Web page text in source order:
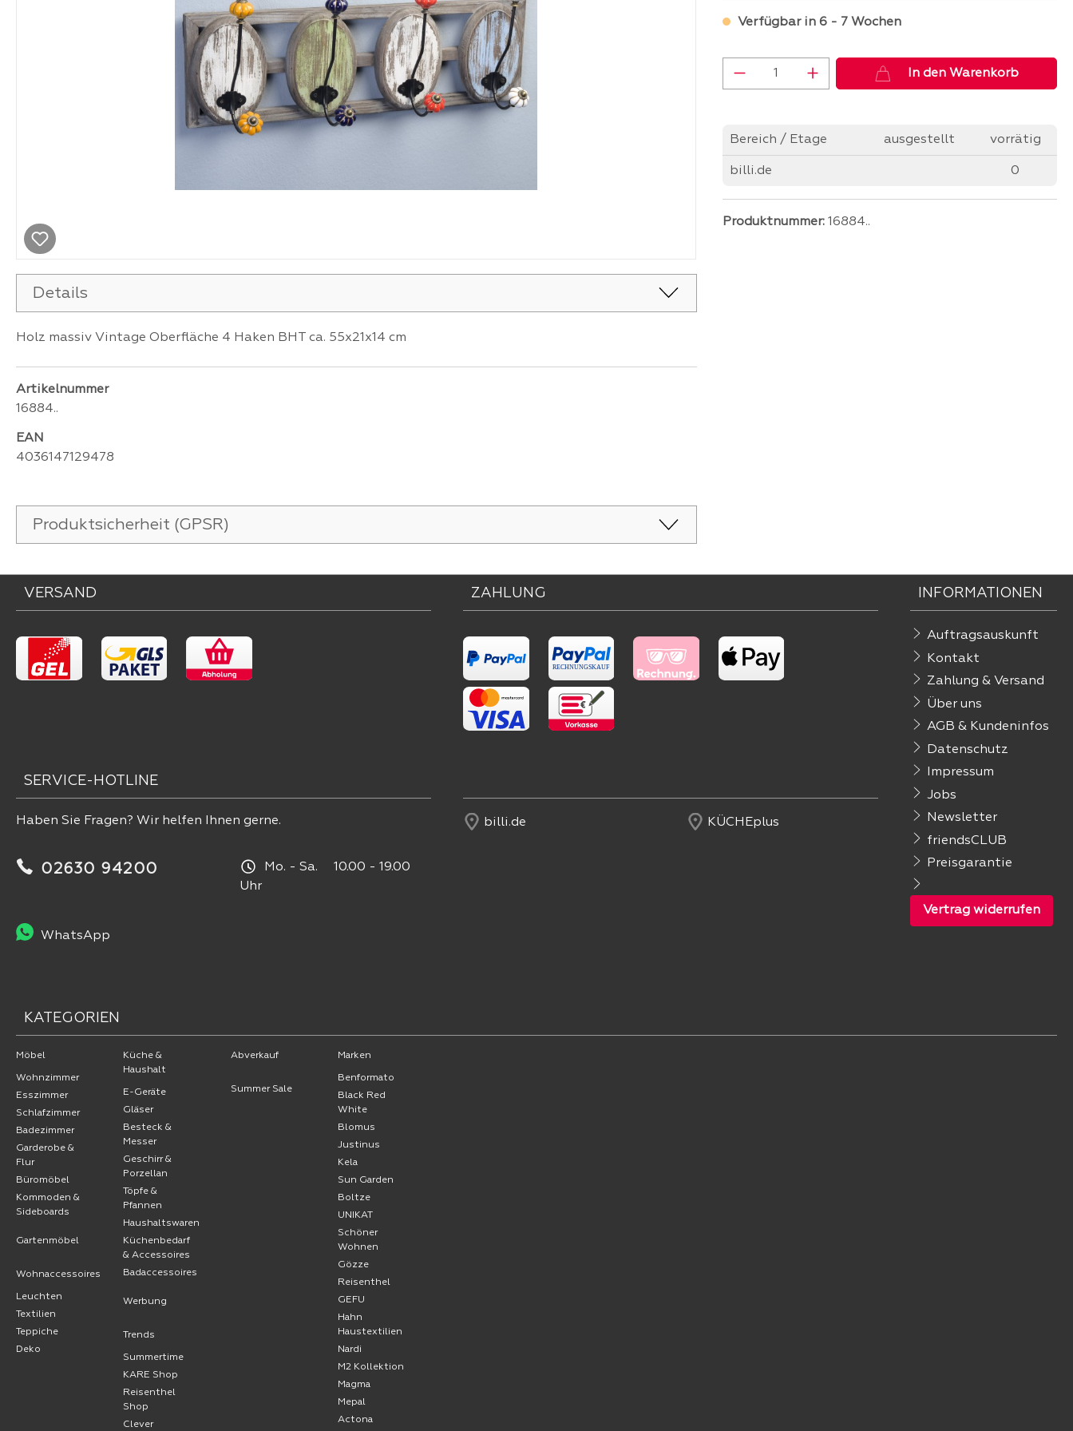
Verfügbar in 6 - 7 Wochen
Produkt Anzahl: Gib denIn den Warenkorb
Bereich / Etage ausgestellt vorrätig
billi.de 0
Produktnummer: 16884..
Details
Holz massiv Vintage Oberfläche 4 Haken BHT ca. 55x21x14 cm
Artikelnummer
16884..
EAN
4036147129478
Produktsicherheit (GPSR)
VERSAND ZAHLUNG
SERVICE-HOTLINE
Haben Sie Fragen? Wir helfen Ihnen gerne.
02630 94200
Mo. - Sa. 10.00 - 19.00
Uhr
WhatsApp
billi.de KÜCHEplus
INFORMATIONEN
Auftragsauskunft
Kontakt
Zahlung & Versand
Über uns
AGB & Kundeninfos
Datenschutz
Impressum
Jobs
Newsletter
friendsCLUB
Preisgarantie
KATEGORIEN
Möbel
Wohnzimmer
Esszimmer
Schlafzimmer
Badezimmer
Garderobe &
Flur
Büromöbel
Kommoden &
Sideboards
Gartenmöbel
Wohnaccessoires
Leuchten
Textilien
Teppiche
Deko
Küche &
Haushalt
E-Geräte
Gläser
Besteck &
Messer
Geschirr &
Porzellan
Töpfe &
Pfannen
Haushaltswaren
Küchenbedarf
& Accessoires
Badaccessoires
Werbung
Trends
Summertime
KARE Shop
Reisenthel
Shop
Clever
Abverkauf
Summer Sale
Marken
Benformato
Black Red
White
Blomus
Justinus
Kela
Sun Garden
Boltze
UNIKAT
Schöner
Wohnen
Gözze
Reisenthel
GEFU
Hahn
Haustextilien
Nardi
M2 Kollektion
Magma
Mepal
Actona